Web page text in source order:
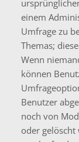
einem
Umfrage zu
Themas;
Wenn
können
Benutzer
noch von
oder